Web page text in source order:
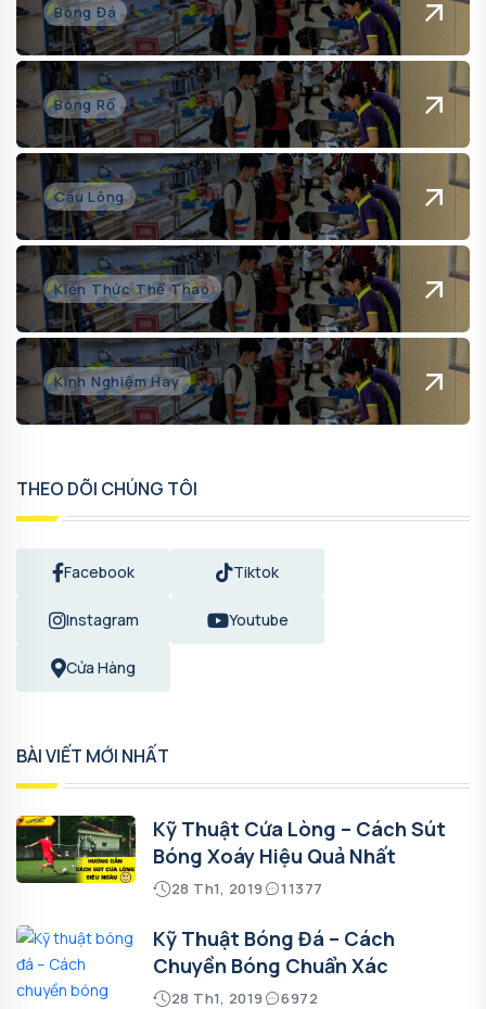
Bóng Đá
Bóng Rổ
Cầu Lông
Kiến Thức Thể Thao
Kinh Nghiệm Hay
THEO DÕI CHÚNG TÔI
Facebook Tiktok
Instagram Youtube
Cửa Hàng
BÀI VIẾT MỚI NHẤT
Kỹ Thuật Cứa Lòng – Cách Sút
Bóng Xoáy Hiệu Quả Nhất
28 Th1, 2019 11377
Kỹ Thuật Bóng Đá – Cách
Chuyền Bóng Chuẩn Xác
28 Th1, 2019 6972